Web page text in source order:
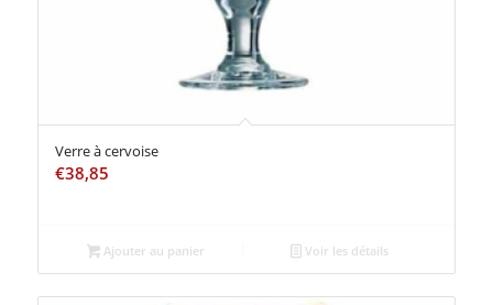
Verre à cervoise
€38,85
Ajouter au panier Voir les détails